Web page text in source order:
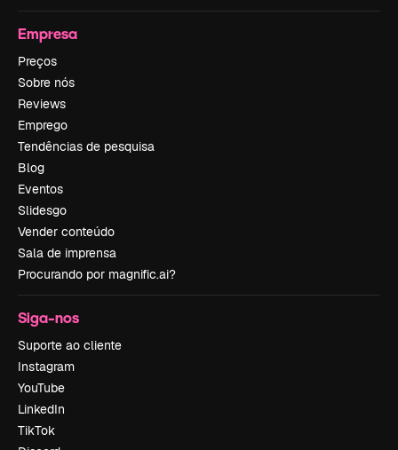
Empresa
Preços
Sobre nós
Reviews
Emprego
Tendências de pesquisa
Blog
Eventos
Slidesgo
Vender conteúdo
Sala de imprensa
Procurando por magnific.ai?
Siga-nos
Suporte ao cliente
Instagram
YouTube
LinkedIn
TikTok